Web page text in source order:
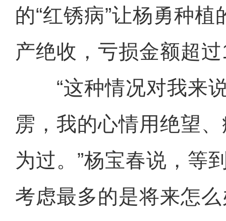
的“红锈病”让杨勇种
产绝收，亏损金额超
“这种情况对我来说
雳，我的心情用绝望
为过。”杨宝春说，等
考虑最多的是将来怎